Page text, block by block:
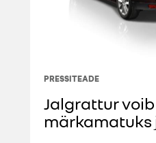
PRESSITEADE
Jalgrattur
märkamatuks